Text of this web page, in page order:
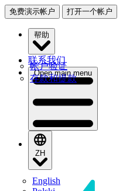
免费演示帐户 打开一个帐户
帮助
帐户验证
存款和提款
联系我们
Open main menu
ZH
English